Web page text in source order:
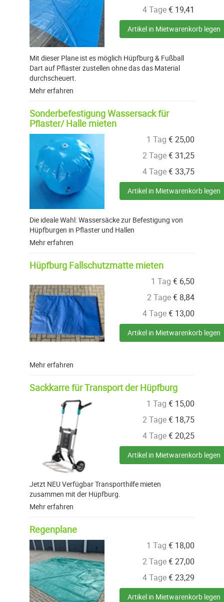
4 Tage€ 19,41
Artikel in Mietwarenkorb legen
Mit dieser Plane ist es möglich Hüpfburg & Fußball
Dart auf Pflaster zustellen ohne das das Material
durchscheuert.
Mehr erfahren
Sonderbefestigung Wassersack für
Pflaster/ Halle mieten
1 Tag €25,00
2 Tage€31,25
4 Tage€33,75
Artikel in Mietwarenkorb legen
Die ideale Wahl: Wassersäcke zur Befestigung von
Hüpfburgen in Pflaster und Hallen
Mehr erfahren
Hüpfburg Fallschutzmatte mieten
1 Tag € 6,50
2 Tage€ 8,84
4 Tage€ 13,00
Artikel in Mietwarenkorb legen
Mehr erfahren
Sackkarre für Transport der Hüpfburg
1 Tag € 15,00
2 Tage€ 18,75
4 Tage€20,25
Artikel in Mietwarenkorb legen
Jetzt NEU Verfügbar Transporthilfe mieten
zusammen mit der Hüpfburg.
Mehr erfahren
Regenplane
1 Tag € 18,00
2 Tage€27,00
4 Tage€23,29
Artikel in Mietwarenkorb legen